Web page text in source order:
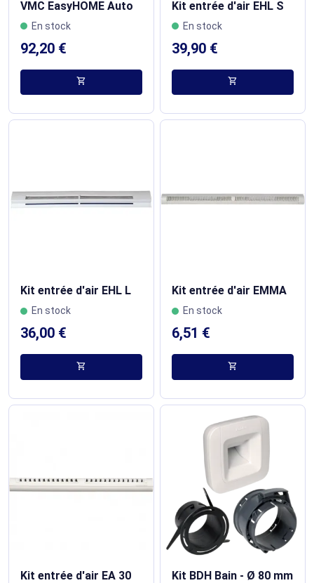
VMC EasyHOME Auto
En stock
92,20 €
shopping_cart
Kit entrée d'air EHL S
En stock
39,90 €
shopping_cart
Kit entrée d'air EHL L
En stock
36,00 €
shopping_cart
Kit entrée d'air EMMA
En stock
6,51 €
shopping_cart
Kit entrée d'air EA 30 Kit BDH Bain - Ø 80 mm